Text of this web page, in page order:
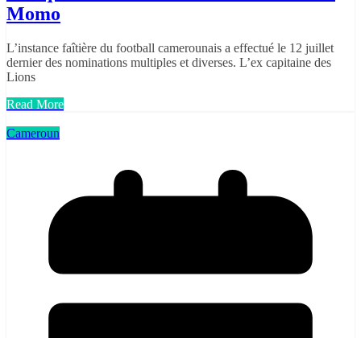
Momo
L’instance faîtière du football camerounais a effectué le 12 juillet
dernier des nominations multiples et diverses. L’ex capitaine des
Lions
Read More
Cameroun